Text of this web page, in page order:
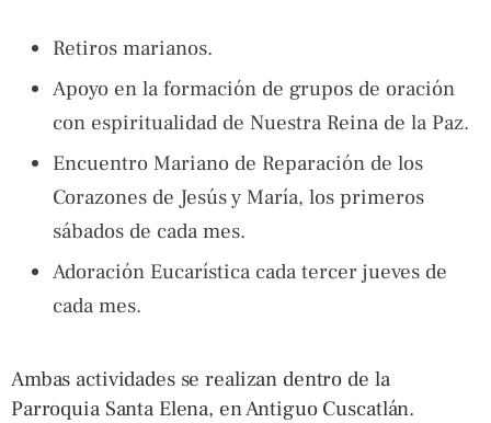
Retiros marianos.
Apoyo en la formación de grupos de oración
con espiritualidad de Nuestra Reina de la Paz.
Encuentro Mariano de Reparación de los
Corazones de Jesús y María, los primeros
sábados de cada mes.
Adoración Eucarística cada tercer jueves de
cada mes.
Ambas actividades se realizan dentro de la
Parroquia Santa Elena, en Antiguo Cuscatlán.